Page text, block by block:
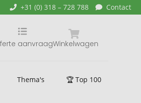
+31 (0) 318 – 728 788 Contact
Winkelwagen
aanvraag
Thema's 🏆 Top 100